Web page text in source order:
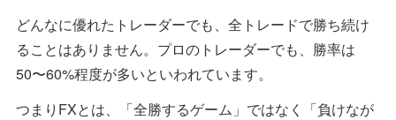
どんなに優れたトレーダーでも、全トレードで勝ち続け
ることはありません。プロのトレーダーでも、勝率は
50〜60%程度が多いといわれています。
つまりFXとは、「全勝するゲーム」ではなく「負けなが